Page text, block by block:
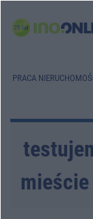
PRACA
mieście